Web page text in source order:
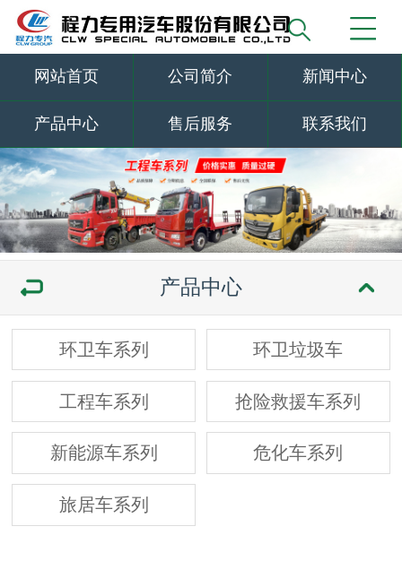
网站首页 公司简介 新闻中心
产品中心 售后服务 联系我们
产品中心
环卫车系列 环卫垃圾车
工程车系列 抢险救援车系列
新能源车系列 危化车系列
旅居车系列